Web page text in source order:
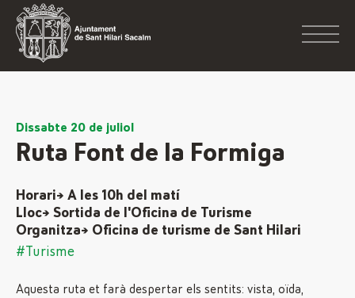
Dissabte 20 de juliol
Ruta Font de la Formiga
Horari→ A les 10h del matí
Lloc→ Sortida de l'Oficina de Turisme
Organitza→ Oficina de turisme de Sant Hilari
#Turisme
Aquesta ruta et farà despertar els sentits: vista, oïda,